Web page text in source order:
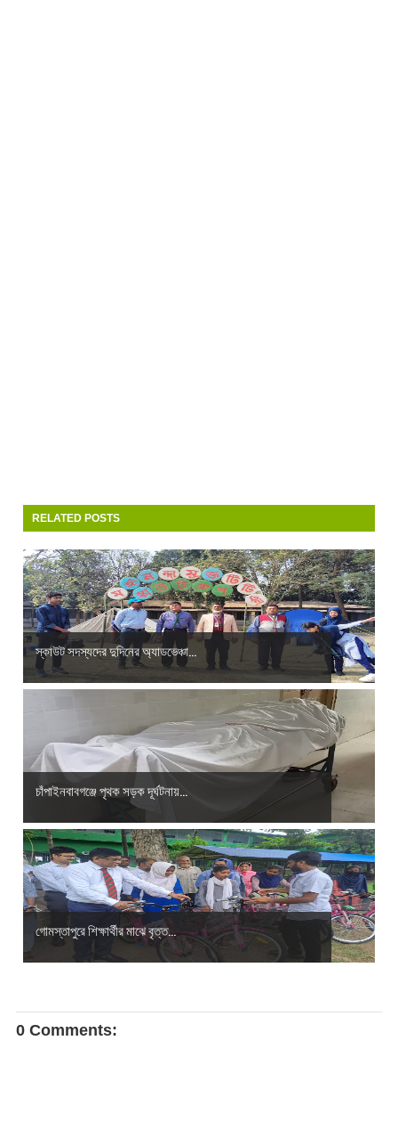
RELATED POSTS
স্কাউট সদস্যদের দুদিনের অ্যাডভেঞ্চা...
চাঁপাইনবাবগঞ্জে পৃথক সড়ক দূর্ঘটনায়...
গোমস্তাপুরে শিক্ষার্থীর মাঝে বৃত্ত...
0 Comments: